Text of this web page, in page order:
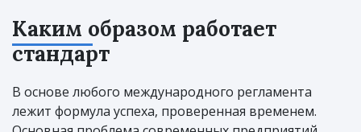
Каким образом работает
стандарт
В основе любого международного регламента
лежит формула успеха, проверенная временем.